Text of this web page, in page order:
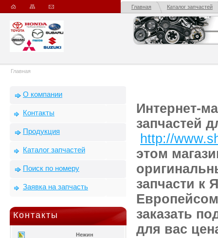
Главная Каталог запчастей
Главная
О компании
Контакты
Продукция
Каталог запчастей
Поиск по номеру
Заявка на запчасть
Контакты
Нежин
Интернет-
запчастей
http://
этом
запчасти к
заказать
для вас